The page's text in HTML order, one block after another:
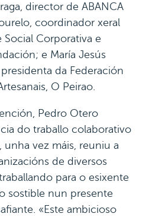
director de ABANCA
coordinador xeral
Social Corporativa e
e María Jesús
da Federación
O Peirao.
Pedro Otero
do traballo colaborativo
unha vez máis, reuniu a
de diversos
para o esixente
sostible nun presente
«Este ambicioso